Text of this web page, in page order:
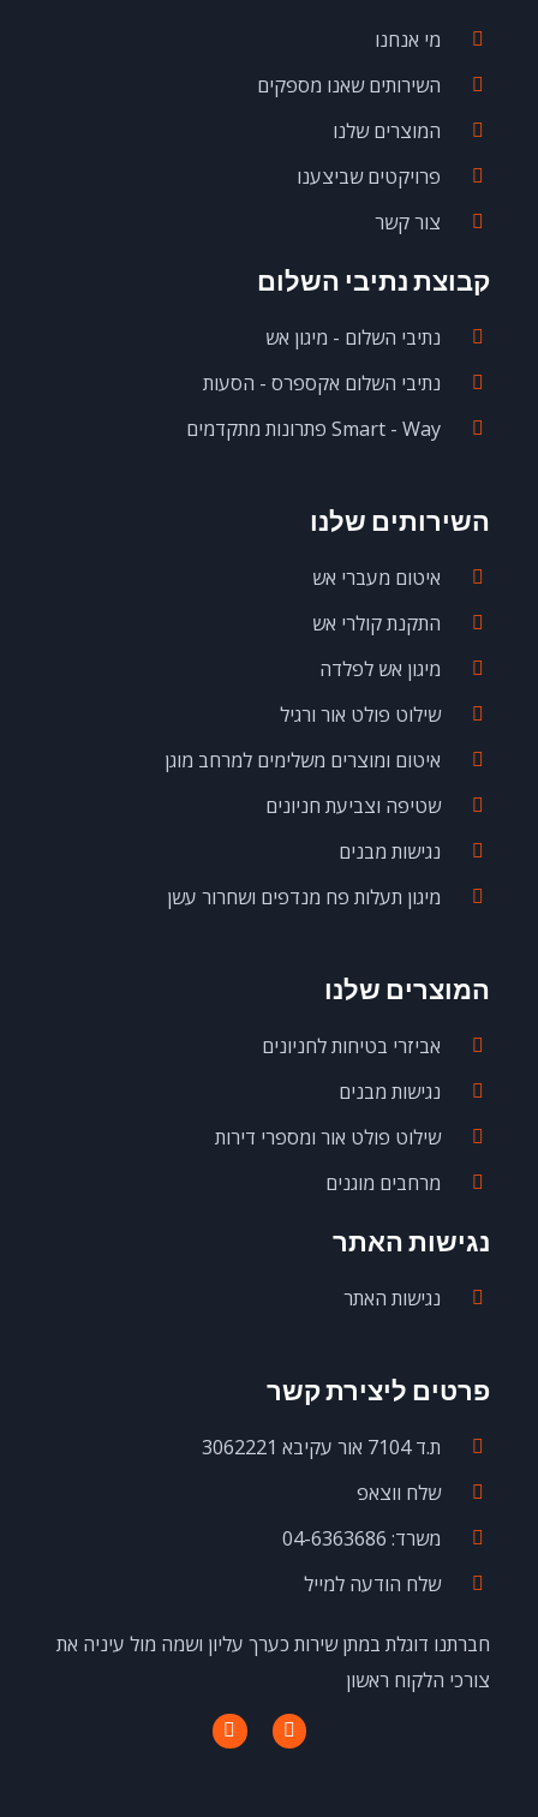
מי אנחנו
השירותים שאנו מספקים
המוצרים שלנו
פרויקטים שביצענו
צור קשר
קבוצת נתיבי השלום
נתיבי השלום - מיגון אש
נתיבי השלום אקספרס - הסעות
Smart - Way פתרונות מתקדמים
השירותים שלנו
איטום מעברי אש
התקנת קולרי אש
מיגון אש לפלדה
שילוט פולט אור ורגיל
איטום ומוצרים משלימים למרחב מוגן
שטיפה וצביעת חניונים
נגישות מבנים
מיגון תעלות פח מנדפים ושחרור עשן
המוצרים שלנו
אביזרי בטיחות לחניונים
נגישות מבנים
שילוט פולט אור ומספרי דירות
מרחבים מוגנים
נגישות האתר
נגישות האתר
פרטים ליצירת קשר
ת.ד 7104 אור עקיבא 3062221
שלח ווצאפ
משרד: 04-6363686
שלח הודעה למייל
חברתנו דוגלת במתן שירות כערך עליון ושמה מול עיניה את
צורכי הלקוח ראשון
F
a
I
n